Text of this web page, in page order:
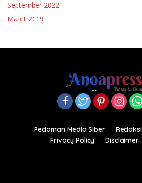
September 2022
Maret 2019
Pedoman Media Siber Redaksi
Privacy Policy
Disclaimer